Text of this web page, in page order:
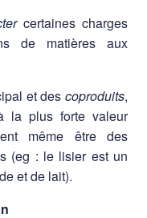
certaines charges
de matières aux
et des coproduits,
la plus forte valeur
même être des
(eg : le lisier est un
et de lait).